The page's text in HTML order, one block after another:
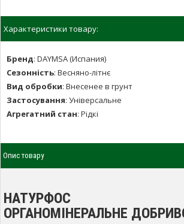
Характеристики товару:
Бренд: DAYMSA (Испания)
Сезонність: Весняно-літнє
Вид обробки: Внесенее в грунт
Застосування: Універсальне
Агрегатний стан: Рідкі
Опис товару
НАТУРФОС
ОРГАНОМІНЕРАЛЬНЕ